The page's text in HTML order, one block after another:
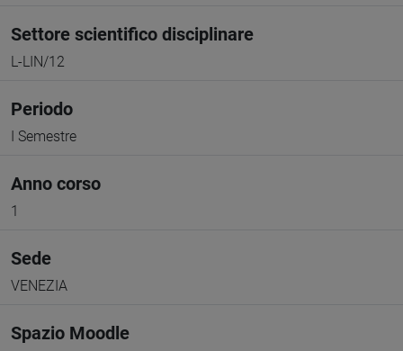
Settore scientifico disciplinare
L-LIN/12
Periodo
I Semestre
Anno corso
1
Sede
VENEZIA
Spazio Moodle